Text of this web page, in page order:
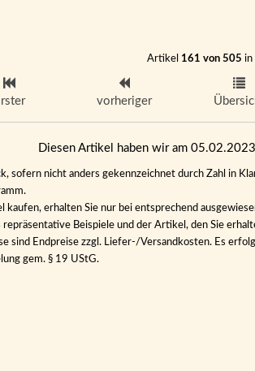
Artikel 161 von 505 in
vorheriger
Diesen Artikel haben wir am
sofern nicht anders gekennzeichnet durch Zahl in
kaufen, erhalten Sie nur bei entsprechend
repräsentative Beispiele und der Artikel, den Sie
sind Endpreise zzgl. Liefer-/Versandkosten. Es
gem. § 19 UStG.